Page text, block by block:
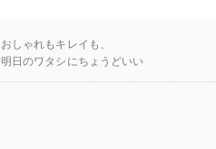
おしゃれもキレイも、
明日のワタシにちょうどいい